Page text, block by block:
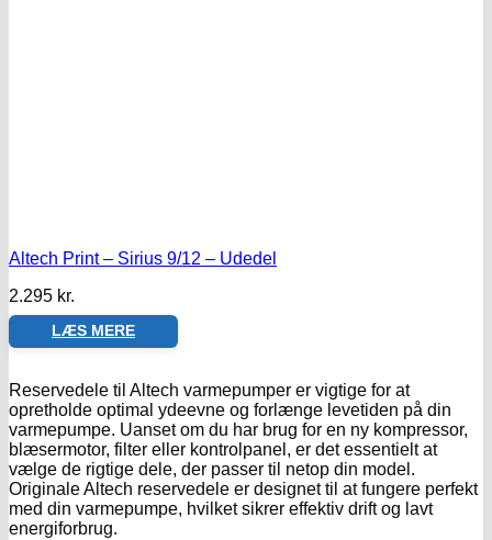
Altech Print – Sirius 9/12 – Udedel
2.295 kr.
LÆS MERE
Reservedele til Altech varmepumper er vigtige for at
opretholde optimal ydeevne og forlænge levetiden på din
varmepumpe. Uanset om du har brug for en ny kompressor,
blæsermotor, filter eller kontrolpanel, er det essentielt at
vælge de rigtige dele, der passer til netop din model.
Originale Altech reservedele er designet til at fungere perfekt
med din varmepumpe, hvilket sikrer effektiv drift og lavt
energiforbrug.